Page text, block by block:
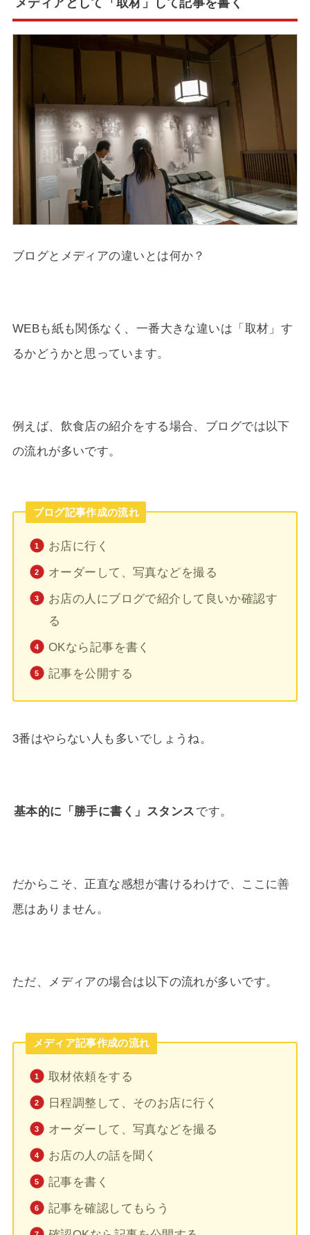
メディアとして「取材」して記事を書く
ブログとメディアの違いとは何か？
WEBも紙も関係なく、一番大きな違いは「取材」す
るかどうかと思っています。
例えば、飲食店の紹介をする場合、ブログでは以下
の流れが多いです。
ブログ記事作成の流れ
お店に行く
オーダーして、写真などを撮る
お店の人にブログで紹介して良いか確認す
る
OKなら記事を書く
記事を公開する
3番はやらない人も多いでしょうね。
基本的に「勝手に書く」スタンス です。
だからこそ、正直な感想が書けるわけで、ここに善
悪はありません。
ただ、メディアの場合は以下の流れが多いです。
メディア記事作成の流れ
取材依頼をする
日程調整して、そのお店に行く
オーダーして、写真などを撮る
お店の人の話を聞く
記事を書く
記事を確認してもらう